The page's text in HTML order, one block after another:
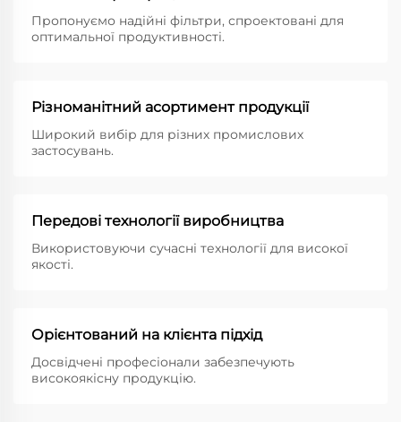
Пропонуємо надійні фільтри, спроектовані для
оптимальної продуктивності.
Різноманітний асортимент продукції
Широкий вибір для різних промислових
застосувань.
Передові технології виробництва
Використовуючи сучасні технології для високої
якості.
Орієнтований на клієнта підхід
Досвідчені професіонали забезпечують
високоякісну продукцію.